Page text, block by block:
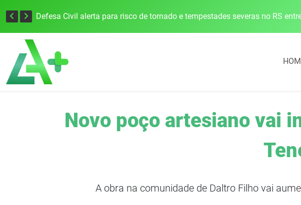
Novo poço artesiano vai
A obra na comunidade de Daltro Filho vai